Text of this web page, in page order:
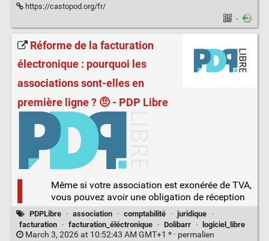
https://castopod.org/fr/
·
Réforme de la facturation
électronique : pourquoi les
associations sont-elles en
première ligne ? 🤨 - PDP Libre
Même si votre association est exonérée de TVA,
vous pouvez avoir une obligation de réception
PDPLibre · association · comptabilité · juridique
·
facturation
· facturation_éléctronique · Dolibarr · logiciel_libre
March 3, 2026 at 10:52:43 AM GMT+1 * · permalien